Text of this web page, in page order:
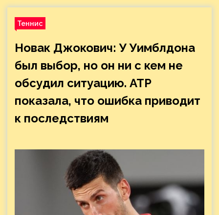
Теннис
Новак Джокович: У Уимблдона
был выбор, но он ни с кем не
обсудил ситуацию. ATP
показала, что ошибка приводит
к последствиям